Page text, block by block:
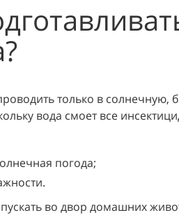
только в
вода смоет все
погода;
во двор домашних